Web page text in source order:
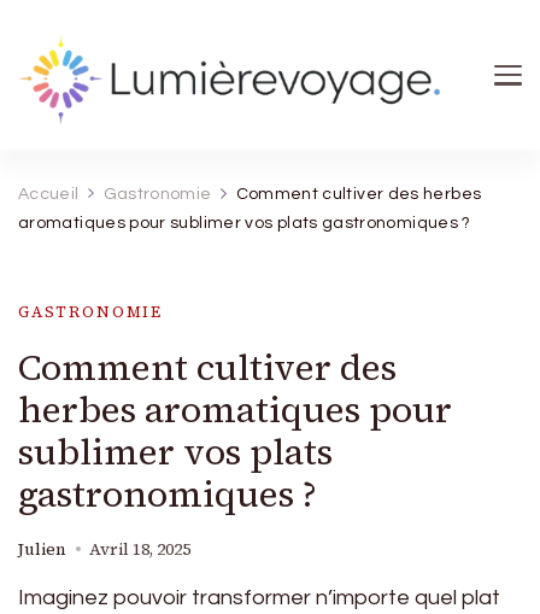
Accueil Gastronomie
Comment cultiver des herbes
aromatiques pour sublimer vos plats gastronomiques ?
GASTRONOMIE
Comment cultiver des
herbes aromatiques pour
sublimer vos plats
gastronomiques ?
Julien Avril 18, 2025
Imaginez pouvoir transformer n’importe quel plat